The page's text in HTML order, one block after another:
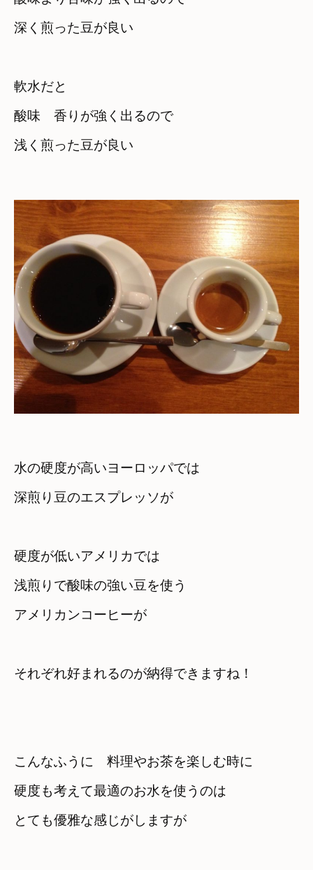
深く煎った豆が良い
軟水だと
酸味　香りが強く出るので
浅く煎った豆が良い
水の硬度が高いヨーロッパでは
深煎り豆のエスプレッソが
硬度が低いアメリカでは
浅煎りで酸味の強い豆を使う
アメリカンコーヒーが
それぞれ好まれるのが納得できますね！
こんなふうに　料理やお茶を楽しむ時に
硬度も考えて最適のお水を使うのは
とても優雅な感じがしますが